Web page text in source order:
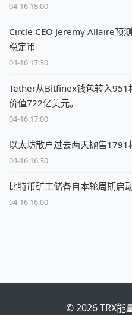
04-16 18:00
Circle CEO Jeremy Allaire预
稳定币
04-16 17:30
Tether从Bitfinex钱包转入951
价值722亿美元。
04-16 17:00
以太坊散户过去两天抛售1791
04-16 16:30
比特币矿工储备自本轮周期启
04-16 16:00
© 2026 TRX能